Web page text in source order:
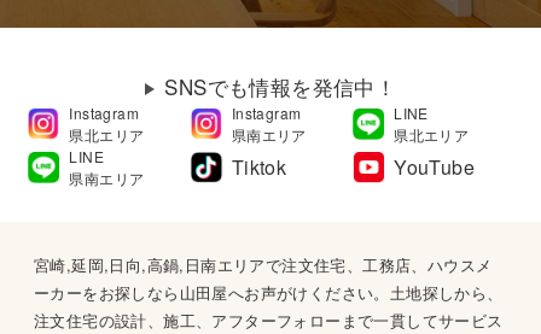
SNSでも情報を発信中！
Instagram
県北エリア
Instagram
県南エリア
LINE
県北エリア
LINE
県南エリア
Tiktok YouTube
宮崎,延岡,日向,高鍋,日南エリアで注文住宅、工務店、ハウスメ
ーカーをお探しなら山田屋へお声がけください。土地探しから、
注文住宅の設計、施工、アフターフォローまで一貫してサービス